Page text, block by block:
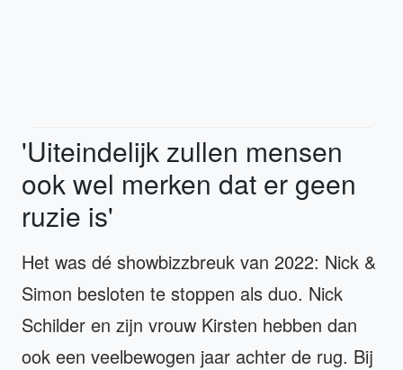
'Uiteindelijk zullen mensen
ook wel merken dat er geen
ruzie is'
Het was dé showbizzbreuk van 2022: Nick &
Simon besloten te stoppen als duo. Nick
Schilder en zijn vrouw Kirsten hebben dan
ook een veelbewogen jaar achter de rug. Bij